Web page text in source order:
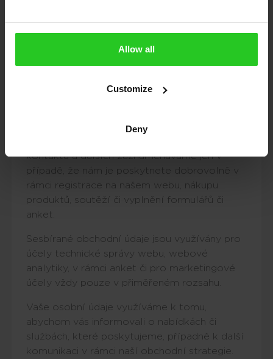
Allow all
Customize
Deny
www stránku, z které nás navštívíte
jednotlivé navštívené stránky našeho
kontaktů a dalších zaznamenáváme jen v
případě, že nám je poskytnete dobrovolně v
rámci registrace na našem webu, nákupu
produktů, soutěží či vyplnění formulářů či
anket.
Sesbírané obchodní údaje jsou využívány pro
účely technické správy webu, webové
analytiky, v rámci anket či pro marketingové
účely vždy pouze v přiměřeném rozsahu.
Vaše osobní údaje využíváme k tomu,
abychom vás informovali o nabídkách či
službách, které poskytujeme, případně k další
komunikaci v rámci naší obchodní strategie.